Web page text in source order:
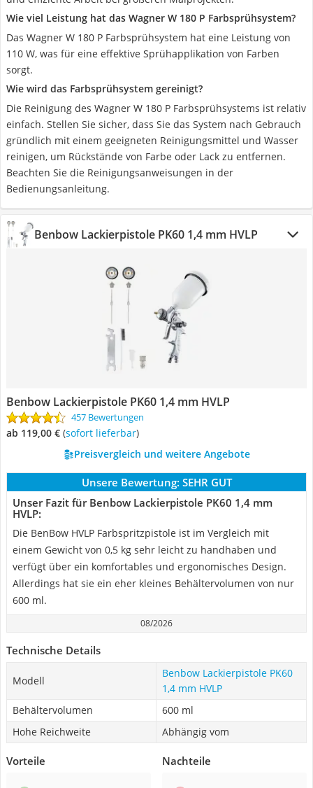
Wie viel Leistung hat das Wagner W 180 P Farbsprühsystem?
Das Wagner W 180 P Farbsprühsystem hat eine Leistung von
110 W, was für eine effektive Sprühapplikation von Farben
sorgt.
Wie wird das Farbsprühsystem gereinigt?
Die Reinigung des Wagner W 180 P Farbsprühsystems ist relativ
einfach. Stellen Sie sicher, dass Sie das System nach Gebrauch
gründlich mit einem geeigneten Reinigungsmittel und Wasser
reinigen, um Rückstände von Farbe oder Lack zu entfernen.
Beachten Sie die Reinigungsanweisungen in der
Bedienungsanleitung.
Benbow Lackierpistole PK60 1,4 mm HVLP
Benbow Lackierpistole PK60 1,4 mm HVLP
457 Bewertungen
ab 119,00 € ( Sofort lieferbar)
Preisvergleich und weitere Angebote
Unsere Bewertung: SEHR GUT
Unser Fazit für Benbow Lackierpistole PK60 1,4 mm
HVLP:
Die BenBow HVLP Farbspritzpistole ist im Vergleich mit
einem Gewicht von 0,5 kg sehr leicht zu handhaben und
verfügt über ein komfortables und ergonomisches Design.
Allerdings hat sie ein eher kleines Behältervolumen von nur
600 ml.
08/2026
Technische Details
Modell
Benbow Lackierpistole PK60
1,4 mm HVLP
Behältervolumen
600 ml
Hohe Reichweite
Abhängig vom
Vorteile Nachteile